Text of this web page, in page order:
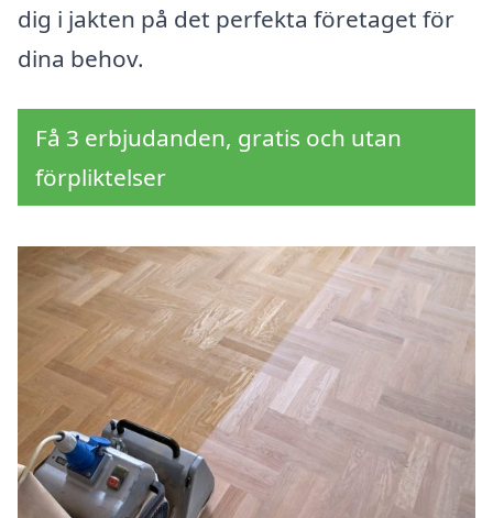
dig i jakten på det perfekta företaget för
dina behov.
Få 3 erbjudanden, gratis och utan
förpliktelser